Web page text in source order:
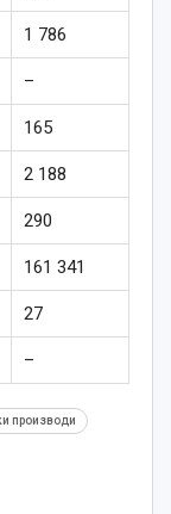
1 786
–
165
2 188
290
161 341
27
–
производи